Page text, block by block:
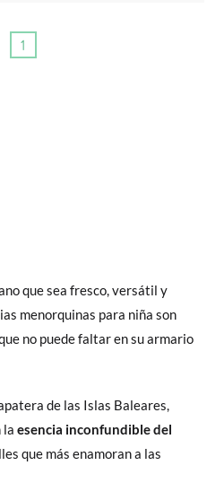
1
que sea fresco, versátil y
menorquinas para niña son
no puede faltar en su armario
de las Islas Baleares,
la esencia inconfundible del
que más enamoran a las